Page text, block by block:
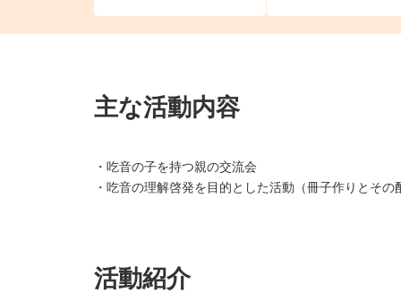
主な活動内容
・吃音の子を持つ親の交流会
・吃音の理解啓発を目的とした活動（冊子作りとその
活動紹介